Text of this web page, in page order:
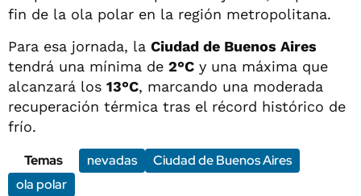
fin de la ola polar en la región metropolitana.
Para esa jornada, la Ciudad de Buenos Aires
tendrá una mínima de 2°C y una máxima que
alcanzará los 13°C, marcando una moderada
recuperación térmica tras el récord histórico de
frío.
Temas
nevadas
Ciudad de Buenos Aires
ola polar